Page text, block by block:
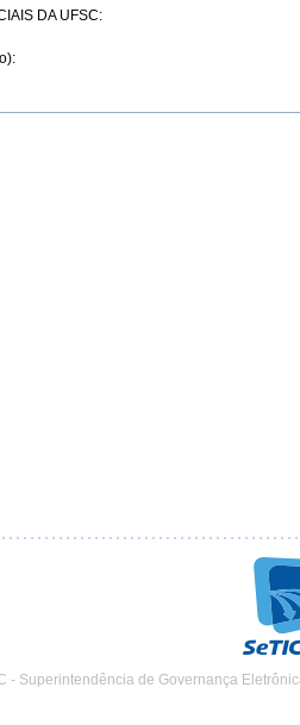
DA UFSC:
- Superintendência de Governança